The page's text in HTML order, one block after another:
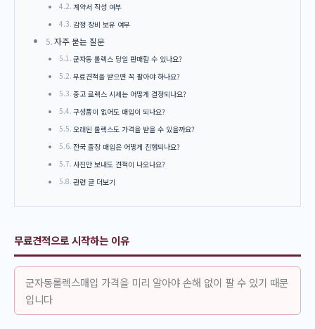
계약서 작성 여부
감정 장비 보유 여부
자주 묻는 질문
군자동 롤렉스 당일 판매할 수 있나요?
무료견적을 받으면 꼭 팔아야 하나요?
중고 로렉스 시세는 어떻게 결정되나요?
구성품이 없어도 매입이 되나요?
오래된 롤렉스도 가격을 받을 수 있을까요?
전국 출장 매입은 어떻게 진행되나요?
사진만 보내도 견적이 나오나요?
관련 글 더보기
무료견적으로 시작하는 이유
군자동롤렉스매입 가격을 미리 알아야 손해 없이 팔 수 있기 때문
입니다